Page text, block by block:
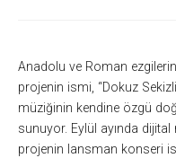
Anadolu ve Roman
projenin ismi, “Dokuz
müziğinin kendine özgü
sunuyor. Eylül ayında
projenin lansman konseri